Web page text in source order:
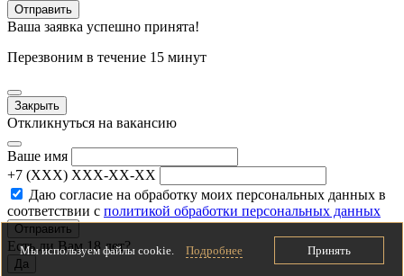
Отправить
Ваша заявка успешно принята!
Перезвоним в течение 15 минут
Закрыть
Откликнуться на вакансию
Ваше имя
+7 (XXX) XXX-XX-XX
Даю согласие на обработку моих персональных данных в
соответствии с политикой обработки персональных данных
Отправить
Мы используем файлы cookie.
Подробнее Принять
Есть ли Вам 18 лет?
Да